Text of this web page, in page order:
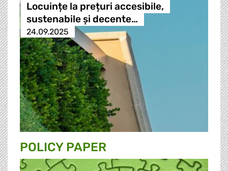
Locuințe la prețuri accesibile,
sustenabile și decente…
24.09.2025
POLICY PAPER